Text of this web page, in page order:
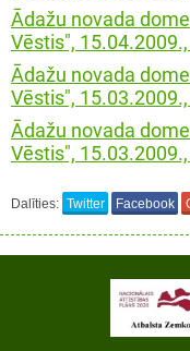
Ādažu novada
Vēstis",
Ādažu novada
Vēstis",
Ādažu novada
Vēstis",
Dalīties: Twitter Facebook